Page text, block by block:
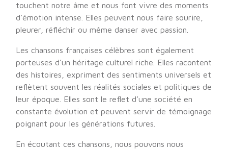
touchent notre âme et nous font vivre des moments
d’émotion intense. Elles peuvent nous faire sourire,
pleurer, réfléchir ou même danser avec passion.
Les chansons françaises célèbres sont également
porteuses d’un héritage culturel riche. Elles racontent
des histoires, expriment des sentiments universels et
reflètent souvent les réalités sociales et politiques de
leur époque. Elles sont le reflet d’une société en
constante évolution et peuvent servir de témoignage
poignant pour les générations futures.
En écoutant ces chansons, nous pouvons nous